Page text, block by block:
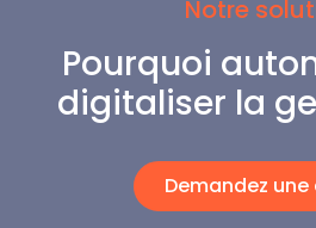
Notre
Pourquoi
digitaliser la
Demandez